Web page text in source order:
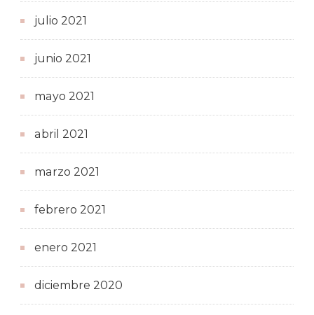
julio 2021
junio 2021
mayo 2021
abril 2021
marzo 2021
febrero 2021
enero 2021
diciembre 2020